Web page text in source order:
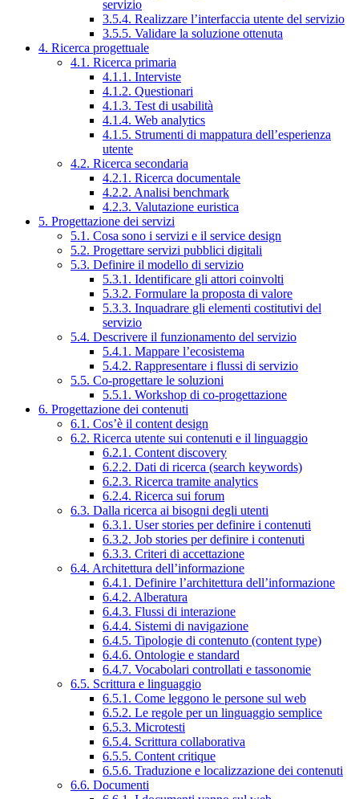
servizio
3.5.4. Realizzare l’interfaccia utente del servizio
3.5.5. Validare la soluzione ottenuta
4. Ricerca progettuale
4.1. Ricerca primaria
4.1.1. Interviste
4.1.2. Questionari
4.1.3. Test di usabilità
4.1.4. Web analytics
4.1.5. Strumenti di mappatura dell’esperienza
utente
4.2. Ricerca secondaria
4.2.1. Ricerca documentale
4.2.2. Analisi benchmark
4.2.3. Valutazione euristica
5. Progettazione dei servizi
5.1. Cosa sono i servizi e il service design
5.2. Progettare servizi pubblici digitali
5.3. Definire il modello di servizio
5.3.1. Identificare gli attori coinvolti
5.3.2. Formulare la proposta di valore
5.3.3. Inquadrare gli elementi costitutivi del
servizio
5.4. Descrivere il funzionamento del servizio
5.4.1. Mappare l’ecosistema
5.4.2. Rappresentare i flussi di servizio
5.5. Co-progettare le soluzioni
5.5.1. Workshop di co-progettazione
6. Progettazione dei contenuti
6.1. Cos’è il content design
6.2. Ricerca utente sui contenuti e il linguaggio
6.2.1. Content discovery
6.2.2. Dati di ricerca (search keywords)
6.2.3. Ricerca tramite analytics
6.2.4. Ricerca sui forum
6.3. Dalla ricerca ai bisogni degli utenti
6.3.1. User stories per definire i contenuti
6.3.2. Job stories per definire i contenuti
6.3.3. Criteri di accettazione
6.4. Architettura dell’informazione
6.4.1. Definire l’architettura dell’informazione
6.4.2. Alberatura
6.4.3. Flussi di interazione
6.4.4. Sistemi di navigazione
6.4.5. Tipologie di contenuto (content type)
6.4.6. Ontologie e standard
6.4.7. Vocabolari controllati e tassonomie
6.5. Scrittura e linguaggio
6.5.1. Come leggono le persone sul web
6.5.2. Le regole per un linguaggio semplice
6.5.3. Microtesti
6.5.4. Scrittura collaborativa
6.5.5. Content critique
6.5.6. Traduzione e localizzazione dei contenuti
6.6. Documenti